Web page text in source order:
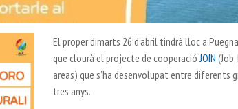
El proper dimarts 26 d’abril tindrà lloc a
que clourà el projecte de cooperació JOIN
areas) que s’ha desenvolupat entre diferents
tres anys.